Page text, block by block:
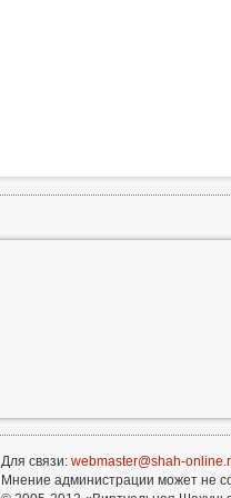
Для связи: webmaster@shah-
Мнение администрации может не